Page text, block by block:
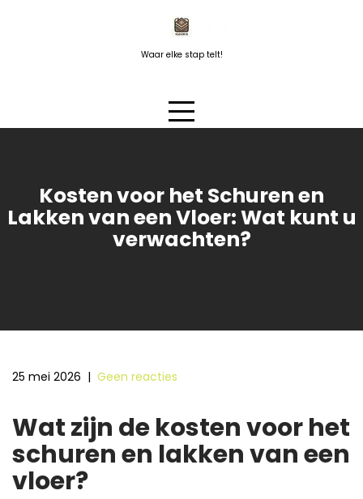
Waar elke stap telt!
Kosten voor het Schuren en
Lakken van een Vloer: Wat kunt u
verwachten?
25 mei 2026 | Geen reacties
Wat zijn de kosten voor het
schuren en lakken van een
vloer?